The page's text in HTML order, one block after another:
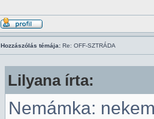
Hozzászólás témája: Re: OFF-SZTRÁDA
Lilyana írta:
Nemámka: